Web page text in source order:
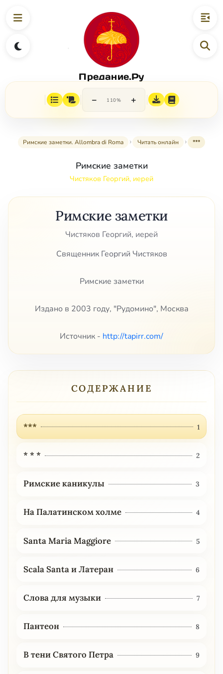
Предание.Ру
− 110% +
Римские заметки. Allombra di Roma Читать онлайн ***
Римские заметки
Чистяков Георгий, иерей
Римские заметки
Чистяков Георгий, иерей
Священник Георгий Чистяков
Римские заметки
Издано в 2003 году, "Рудомино", Москва
Источник - http://tapirr.com/
СОДЕРЖАНИЕ
*** 1
* * * 2
Римские каникулы 3
На Палатинском холме 4
Santa Maria Maggiore 5
Scala Santa и Латеран 6
Слова для музыки 7
Пантеон 8
В тени Святого Петра 9